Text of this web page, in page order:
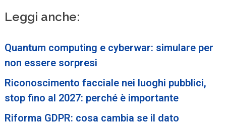
Leggi anche:
Quantum computing e cyberwar: simulare per
non essere sorpresi
Riconoscimento facciale nei luoghi pubblici,
stop fino al 2027: perché è importante
Riforma GDPR: cosa cambia se il dato